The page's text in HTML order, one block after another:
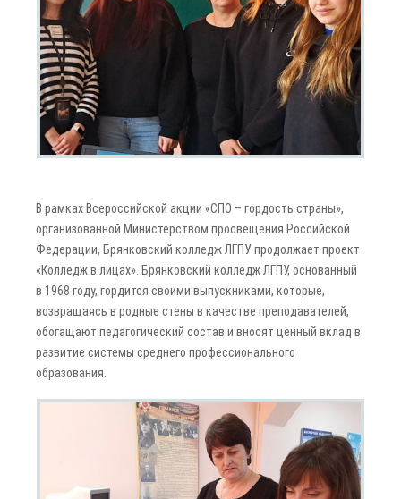
В рамках Всероссийской акции «СПО – гордость страны»,
организованной Министерством просвещения Российской
Федерации, Брянковский колледж ЛГПУ продолжает проект
«Колледж в лицах». Брянковский колледж ЛГПУ, основанный
в 1968 году, гордится своими выпускниками, которые,
возвращаясь в родные стены в качестве преподавателей,
обогащают педагогический состав и вносят ценный вклад в
развитие системы среднего профессионального
образования.